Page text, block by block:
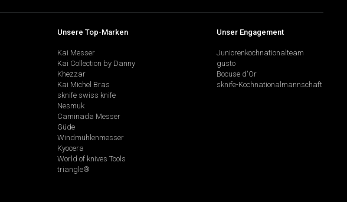
Unsere Top-Marken
Kai Messer
Kai Collection by Danny
Khezzar
Kai Michel Bras
sknife swiss knife
Nesmuk
Caminada Messer
Güde
Windmühlenmesser
Kyocera
World of knives Tools
triangle®
Unser Engagement
Juniorenkochnationalteam
gusto
Bocuse d'Or
sknife-Kochnationalmannschaft